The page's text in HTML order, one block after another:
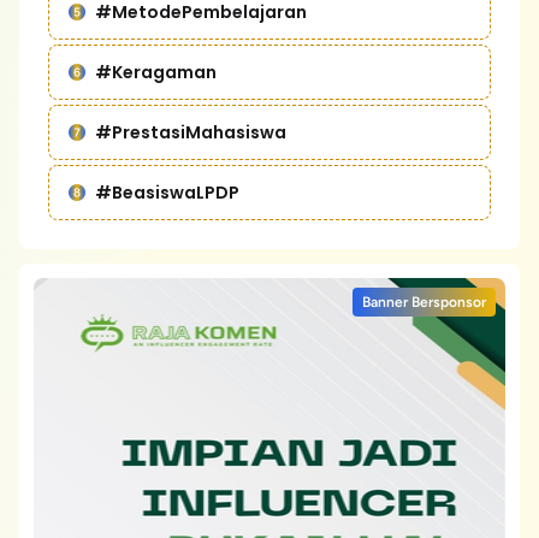
#MetodePembelajaran
#Keragaman
#PrestasiMahasiswa
#BeasiswaLPDP
Banner Bersponsor